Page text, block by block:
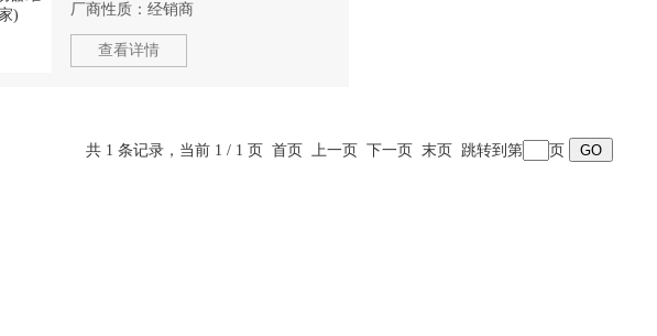
厂商性质： 经销商
查看详情
共 1 条记录，当前 1 / 1 页 首页 上一页 下一页 末页 跳转到第 页